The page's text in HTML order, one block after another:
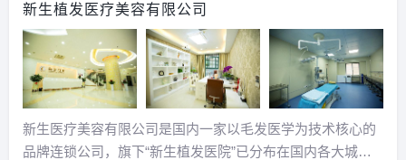
心、凤凰网、时报网、搜狐网等都进行
了相继报道新生TDDP体系惊人效果。
201...
新生植发医疗美容有限公司
新生医疗美容有限公司是国内一家以毛发医学为技术核心的
品牌连锁公司，旗下“新生植发医院”已分布在国内各大城